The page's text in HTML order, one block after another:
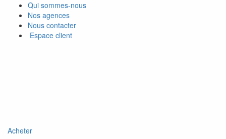
Qui sommes-nous
Nos agences
Nous contacter
Espace client
Acheter